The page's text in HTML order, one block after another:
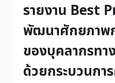
รายงาน Best
พัฒนาศักยภาพ
ของบุคลากรทา
ด้วยกระบวนกา